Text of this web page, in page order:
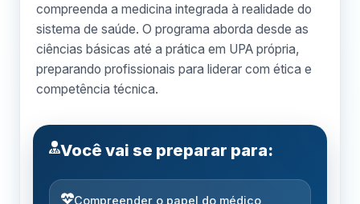
compreenda a medicina integrada à realidade do
sistema de saúde. O programa aborda desde as
ciências básicas até a prática em UPA própria,
preparando profissionais para liderar com ética e
competência técnica.
Você vai se preparar para:
Compreender o papel do médico